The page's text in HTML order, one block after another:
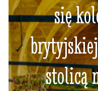
się
stolicą